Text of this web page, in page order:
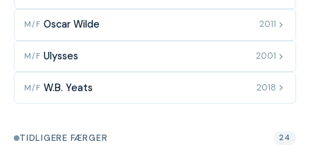
M/F Oscar Wilde 2011
M/F Ulysses 2001
M/F W.B. Yeats 2018
TIDLIGERE FÆRGER 24